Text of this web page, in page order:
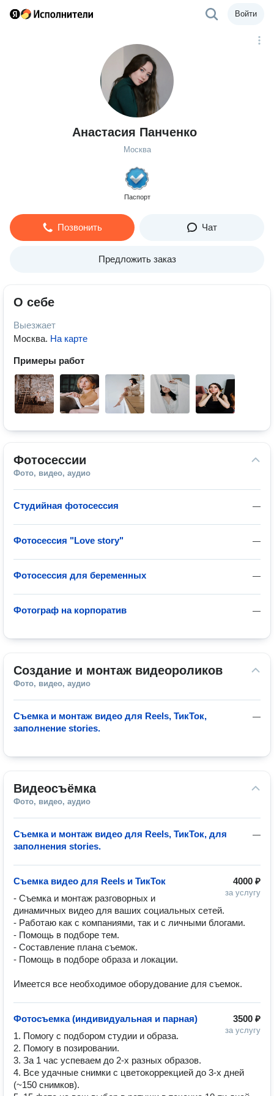
Войти
Анастасия Панченко
Москва
Паспорт
Позвонить Чат
Предложить заказ
О себе
Выезжает
Москва. На карте
Примеры работ
Фотосессии
Фото, видео, аудио
—
Студийная фотосессия
—
Фотосессия "Love story"
—
Фотосессия для беременных
—
Фотограф на корпоратив
Создание и монтаж видеороликов
Фото, видео, аудио
—
Съемка и монтаж видео для Reels, ТикТок,
заполнение stories.
Видеосъёмка
Фото, видео, аудио
—
Съемка и монтаж видео для Reels, ТикТок, для
заполнения stories.
4000 ₽
за услугу
Съемка видео для Reels и ТикТок
- Съемка и монтаж разговорных и
динамичных видео для ваших социальных сетей.
- Работаю как с компаниями, так и с личными блогами.
- Помощь в подборе тем.
- Составление плана съемок.
- Помощь в подборе образа и локации.
3500 ₽
за услугу
Фотосъемка (индивидуальная и парная)
1. Помогу с подбором студии и образа.
2. Помогу в позировании.
3. За 1 час успеваем до 2-х разных образов.
4. Все удачные снимки с цветокоррекцией до 3-х дней
(~150 снимков).